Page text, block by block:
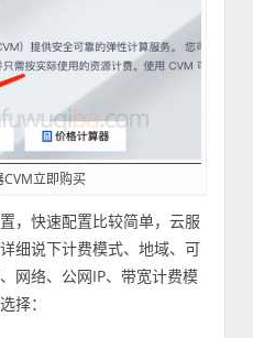
立即购买
，快速配置比较简单，云服
细说下计费模式、地域、可
网络、公网IP、带宽计费模
择：